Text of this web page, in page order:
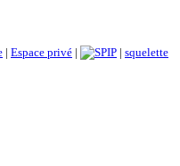
| Espace privé | | squelette